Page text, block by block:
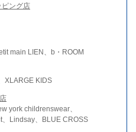
ピング店
main LIEN、b・ROOM
XLARGE KIDS
york childrenswear、
Lindsay、BLUE CROSS